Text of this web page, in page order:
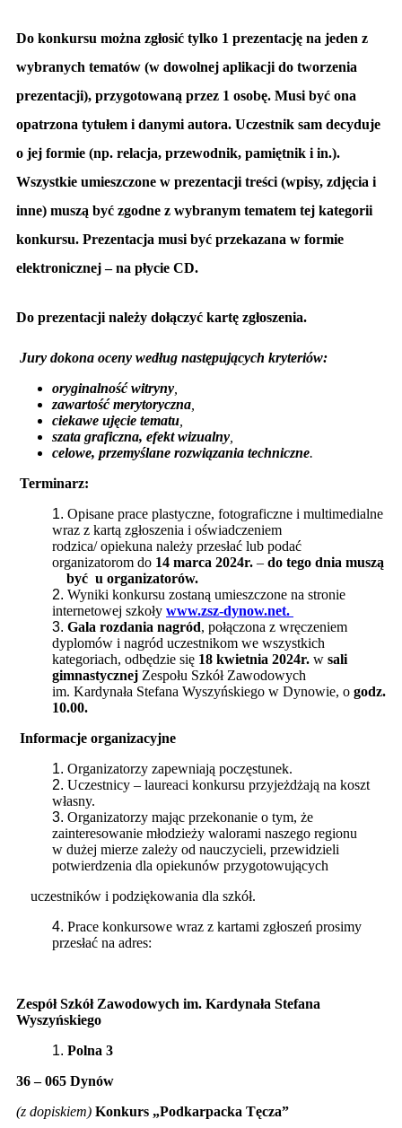
Do konkursu można zgłosić tylko 1 prezentację na jeden z
wybranych tematów (w dowolnej aplikacji do tworzenia
prezentacji), przygotowaną przez 1 osobę. Musi być ona
opatrzona tytułem i danymi autora. Uczestnik sam decyduje
o jej formie (np. relacja, przewodnik, pamiętnik i in.).
Wszystkie umieszczone w prezentacji treści (wpisy, zdjęcia i
inne) muszą być zgodne z wybranym tematem tej kategorii
konkursu. Prezentacja musi być przekazana w formie
elektronicznej – na płycie CD.
Do prezentacji należy dołączyć kartę zgłoszenia.
Jury dokona oceny według następujących kryteriów:
oryginalność witryny
zawartość merytoryczna
ciekawe ujęcie tematu
szata graficzna, efekt wizualny
celowe, przemyślane rozwiązania techniczne.
Terminarz:
Opisane prace plastyczne, fotograficzne i multimedialne
wraz z kartą zgłoszenia i oświadczeniem
rodzica/ opiekuna należy przesłać lub podać
organizatorom do 14 marca 2024r. – do tego dnia muszą
być u organizatorów.
Wyniki konkursu zostaną umieszczone na stronie
internetowej szkoły www.zsz-dynow.net.
Gala rozdania nagród, połączona z wręczeniem
dyplomów i nagród uczestnikom we wszystkich
kategoriach, odbędzie się 18 kwietnia 2024r. w sali
gimnastycznej Zespołu Szkół Zawodowych
im. Kardynała Stefana Wyszyńskiego w Dynowie, o godz.
10.00.
Informacje organizacyjne
Organizatorzy zapewniają poczęstunek.
Uczestnicy – laureaci konkursu przyjeżdżają na koszt
własny.
Organizatorzy mając przekonanie o tym, że
zainteresowanie młodzieży walorami naszego regionu
w dużej mierze zależy od nauczycieli, przewidzieli
potwierdzenia dla opiekunów przygotowujących
uczestników i podziękowania dla szkół.
Prace konkursowe wraz z kartami zgłoszeń prosimy
przesłać na adres:
Zespół Szkół Zawodowych im. Kardynała Stefana
Wyszyńskiego
Polna 3
36 – 065 Dynów
(z dopiskiem) Konkurs „Podkarpacka Tęcza”